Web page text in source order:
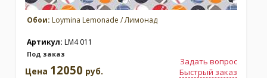
Обои: Loymina Lemonade / Лимонад
Артикул: LM4 011
Под заказ
Задать вопрос
Быстрый заказ
Цена 12050 руб.